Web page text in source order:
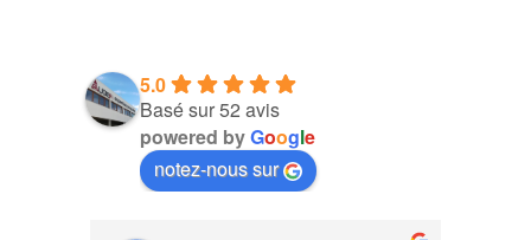
5.0
Basé sur 52 avis
powered byGoogle
notez-nous sur